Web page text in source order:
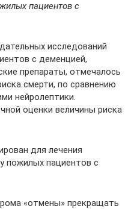
пациентов с
исследований
с деменцией,
препараты, отмечалось
смерти, по сравнению
нейролептики.
оценки величины риска
для лечения
пожилых пациентов с
«отмены» прекращать